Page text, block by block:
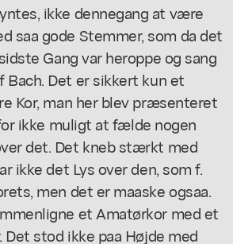
ikke dennegang at være
saa gode Stemmer, som da det
Gang var heroppe og sang
Bach. Det er sikkert kun et
Kor, man her blev præsenteret
ikke muligt at fælde nogen
det. Det kneb stærkt med
ikke det Lys over den, som f.
men det er maaske ogsaa.
et Amatørkor med et
stod ikke paa Højde med